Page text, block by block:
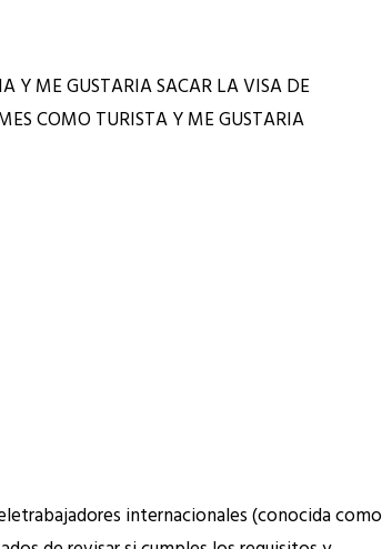
Y ME GUSTARIA SACAR LA VISA DE
COMO TURISTA Y ME GUSTARIA
internacionales (conocida como